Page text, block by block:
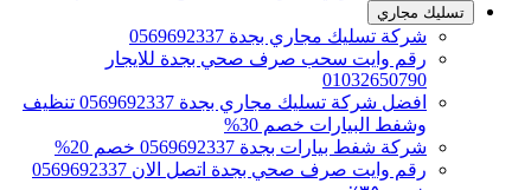
تسليك مجاري
شركة تسليك مجاري بجدة 0569692337
رقم وايت سحب صرف صحي بجدة للايجار
01032650790
افضل شركة تسليك مجاري بجدة 0569692337 تنظيف
وشفط البيارات خصم 30%
شركة شفط بيارات بجدة 0569692337 خصم 20%
رقم وايت صرف صحي بجدة اتصل الان 0569692337